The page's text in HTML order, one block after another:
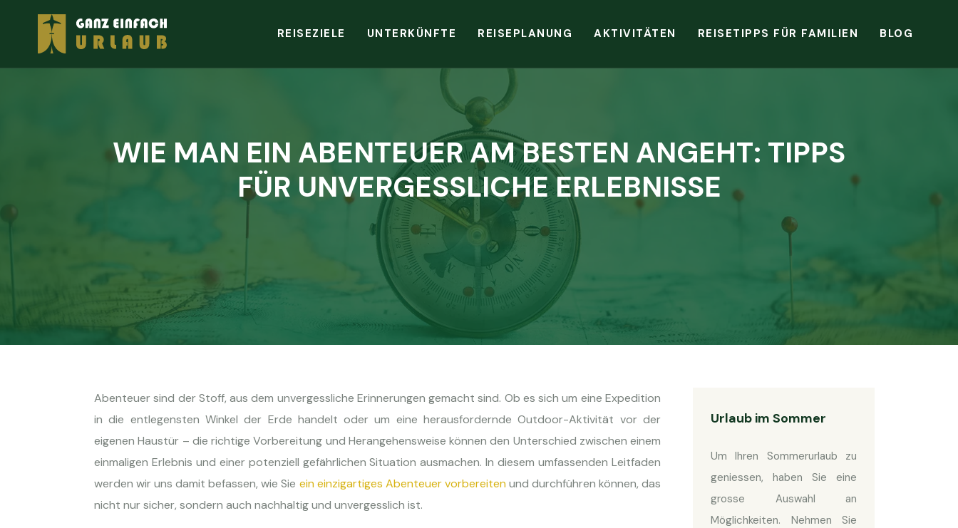
REISEZIELE UNTERKÜNFTE REISEPLANUNG AKTIVITÄTEN REISETIPPS FÜR FAMILIEN BLOG
WIE MAN EIN ABENTEUER AM BESTEN ANGEHT: TIPPS
FÜR UNVERGESSLICHE ERLEBNISSE
Abenteuer sind der Stoff, aus dem unvergessliche Erinnerungen gemacht sind. Ob es sich um eine Expedition
in die entlegensten Winkel der Erde handelt oder um eine herausfordernde Outdoor-Aktivität vor der
eigenen Haustür – die richtige Vorbereitung und Herangehensweise können den Unterschied zwischen einem
einmaligen Erlebnis und einer potenziell gefährlichen Situation ausmachen. In diesem umfassenden Leitfaden
werden wir uns damit befassen, wie Sie ein einzigartiges Abenteuer vorbereiten und durchführen können, das
nicht nur sicher, sondern auch nachhaltig und unvergesslich ist.
Urlaub im Sommer
Um Ihren Sommerurlaub zu
geniessen, haben Sie eine
grosse Auswahl an
Möglichkeiten. Nehmen Sie